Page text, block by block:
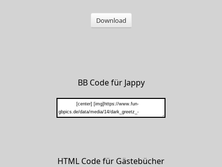
Download
BB Code für Jappy
HTML Code für Gästebücher